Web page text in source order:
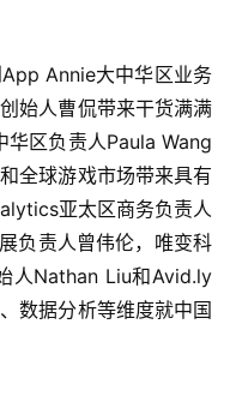
Annie大中华区业务
始人曹侃带来干货满满
区负责人Paula Wang
全球游戏市场带来具有
亚太区商务负责人
负责人曾伟伦， 唯变科
人Nathan Liu和Avid.ly
数据分析等维度就中国